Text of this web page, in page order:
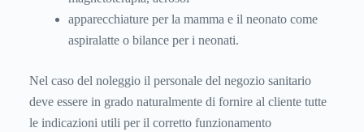
apparecchiature per la mamma e il neonato come
aspiralatte o bilance per i neonati.
Nel caso del noleggio il personale del negozio sanitario
deve essere in grado naturalmente di fornire al cliente tutte
le indicazioni utili per il corretto funzionamento